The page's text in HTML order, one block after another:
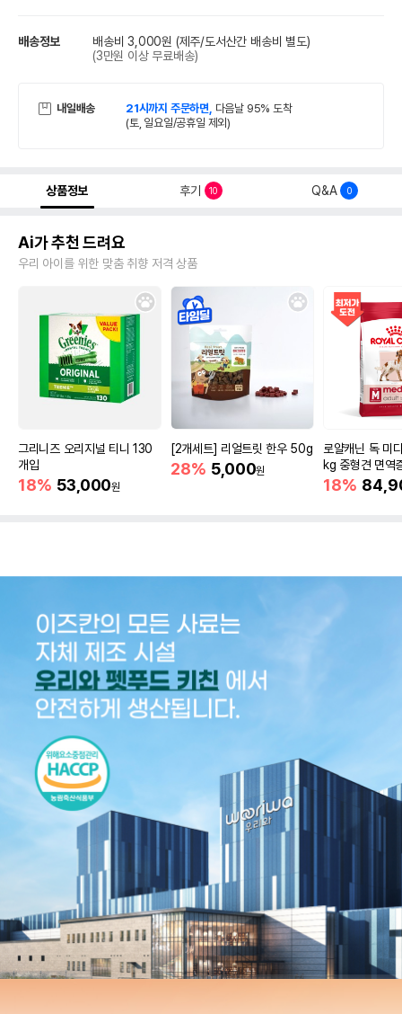
배송정보 배송비 3,000원 (제주/도서산간 배송비 별도)
(3만원 이상 무료배송)
내일배송 21시까지 주문하면, 다음날 95% 도착
(토, 일요일/공휴일 제외)
상품정보 후기 10 Q&A 0
Ai가 추천 드려요
우리 아이를 위한 맞춤 취향 저격 상품
그리니즈 오리지널 티니 130
개입
18% 53,000원
[2개세트] 리얼트릿 한우 50g
28% 5,000원
로얄캐닌 독 미
kg 중형견 면역
18%